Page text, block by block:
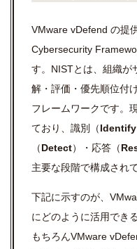
VMware vDefend の提
Cybersecurity
す。NISTとは、 組織が
解・評価・優先順位付
フレームワークです。
ており、 識別（Identify
（Detect）・ 応答（
主要な段階で構成され
下記に示すのが、
にどのように活用でき
もちろんVMware